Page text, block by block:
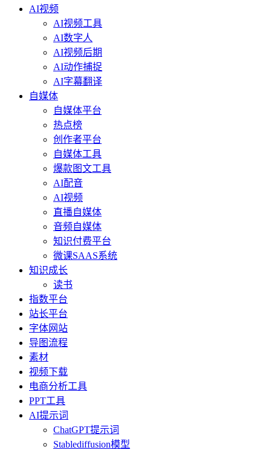
AI视频
AI视频工具
AI数字人
AI视频后期
AI动作捕捉
AI字幕翻译
自媒体
自媒体平台
热点榜
创作者平台
自媒体工具
爆款图文工具
AI配音
AI视频
直播自媒体
音频自媒体
知识付费平台
微课SAAS系统
知识成长
读书
指数平台
站长平台
字体网站
导图流程
素材
视频下载
电商分析工具
PPT工具
AI提示词
ChatGPT提示词
Stablediffusion模型